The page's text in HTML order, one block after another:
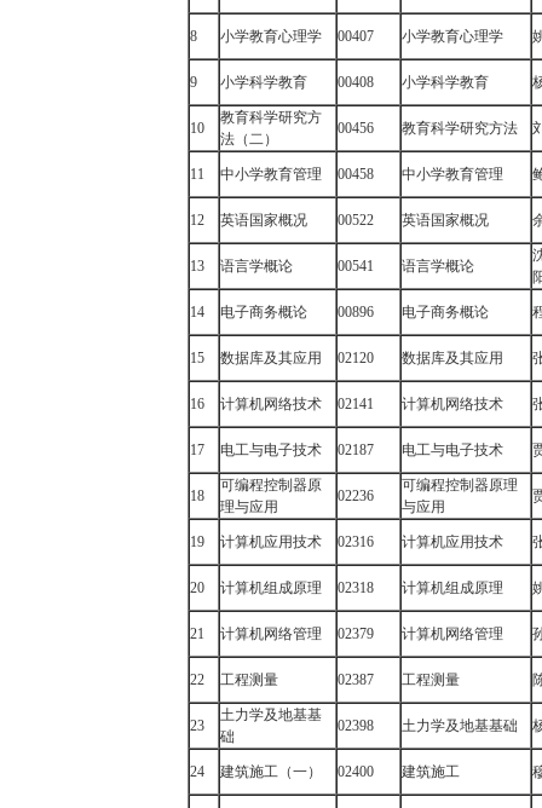
8 小学教育心理学 00407 小学教育心理学
9 小学科学教育 00408 小学科学教育
10
教育科学研究方
法（二）
00456 教育科学研究方法
11 中小学教育管理 00458 中小学教育管理
12 英语国家概况 00522 英语国家概况
13 语言学概论 00541 语言学概论
14 电子商务概论 00896 电子商务概论
15 数据库及其应用 02120 数据库及其应用
16 计算机网络技术 02141 计算机网络技术
17 电工与电子技术 02187 电工与电子技术
18
可编程控制器原
理与应用
02236
可编程控制器原理
与应用
19 计算机应用技术 02316 计算机应用技术
20 计算机组成原理 02318 计算机组成原理
21 计算机网络管理 02379 计算机网络管理
22 工程测量 02387 工程测量
23
土力学及地基基
础
02398 土力学及地基基础
24 建筑施工（一） 02400 建筑施工